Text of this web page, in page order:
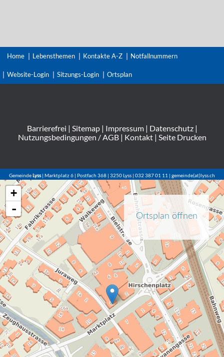
Home Lebensthemen Kontakte A-Z Notfallnummern
Website-Login Sitzungs-Login Ortsplan
Barrierefrei | Sitemap| Impressum| Datenschutz|
Nutzungsbedingungen / AGB| Kontakt| Seite Drucken
GemeindeLyss| Marktplatz 6 | Postfach 368 | 3250 Lyss | 032 387 01 11 | gemeinde(at)lyss.ch